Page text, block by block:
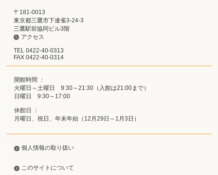
〒181-0013
東京都三鷹市下連雀3-24-3
三鷹駅前協同ビル3階
アクセス
TEL 0422-40-0313
FAX 0422-40-0314
開館時間 ：
火曜日～土曜日 9:30～21:30（入館は21:00まで）
日曜日 9:30～17:00
休館日 ：
月曜日、祝日、年末年始（12月29日～1月3日）
個人情報の取り扱い
このサイトについて